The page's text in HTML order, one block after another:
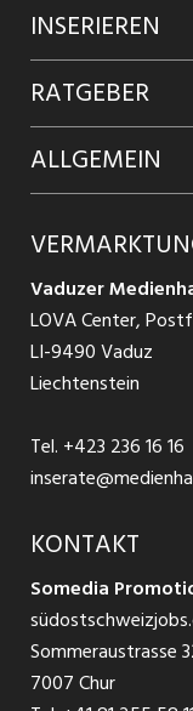
Jobs suchen
Jobabo
Firmen entdecken
Jobs in Graubünden
Jobs in St. Gallen
Jobs in Glarus
Jobs in der
Temporär Jobs
Teilzeit Jobs
Praktikum
INSERIEREN
Kundenlogin
Inserieren
Produkte
Schnittstelle
RATGEBER
Glossar
Ratgeber
ALLGEMEIN
AGB
Impressum
Vaduzer
LOVA Center,
LI-9490 Vaduz
Liechtenstein
Tel. +423 236 16 16
KONTAKT
Somedia
Sommeraustrasse
7007 Chur